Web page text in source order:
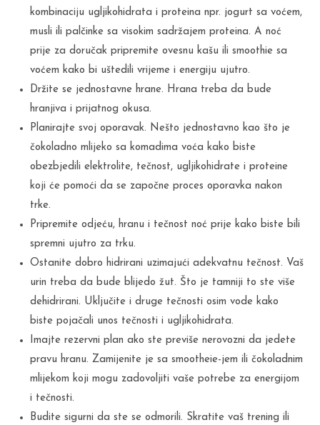
kombinaciju ugljikohidrata i proteina npr. jogurt sa voćem,
musli ili palčinke sa visokim sadržajem proteina. A noć
prije za doručak pripremite ovesnu kašu ili smoothie sa
voćem kako bi uštedili vrijeme i energiju ujutro.
Držite se jednostavne hrane. Hrana treba da bude
hranjiva i prijatnog okusa.
Planirajte svoj oporavak. Nešto jednostavno kao što je
čokoladno mlijeko sa komadima voća kako biste
obezbjedili elektrolite, tečnost, ugljikohidrate i proteine
koji će pomoći da se započne proces oporavka nakon
trke.
Pripremite odjeću, hranu i tečnost noć prije kako biste bili
spremni ujutro za trku.
Ostanite dobro hidrirani uzimajući adekvatnu tečnost. Vaš
urin treba da bude blijedo žut. Što je tamniji to ste više
dehidrirani. Uključite i druge tečnosti osim vode kako
biste pojačali unos tečnosti i ugljikohidrata.
Imajte rezervni plan ako ste previše nerovozni da jedete
pravu hranu. Zamijenite je sa smootheie-jem ili čokoladnim
mlijekom koji mogu zadovoljiti vaše potrebe za energijom
i tečnosti.
Budite sigurni da ste se odmorili. Skratite vaš trening ili